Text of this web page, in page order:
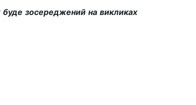
буде зосереджений на викликах